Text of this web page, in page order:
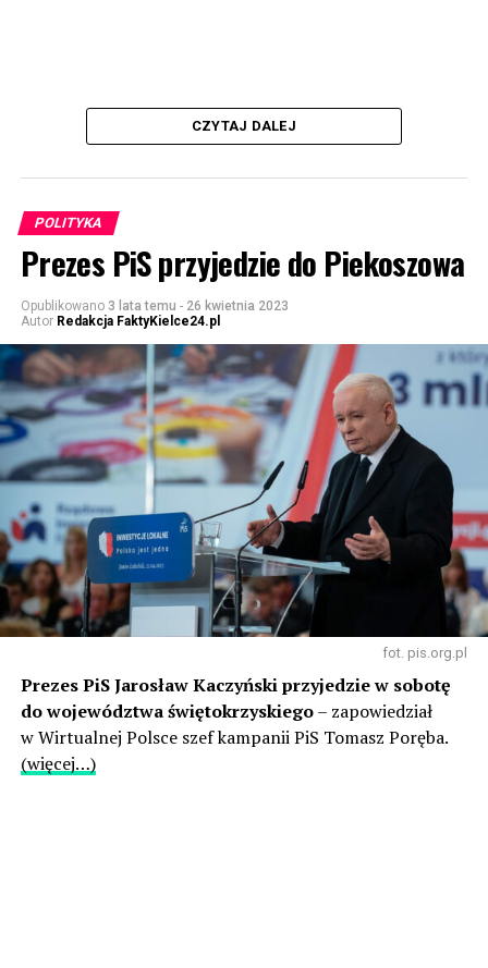
CZYTAJ DALEJ
POLITYKA
Prezes PiS przyjedzie do Piekoszowa
Opublikowano 3 lata temu - 26 kwietnia 2023
Autor Redakcja FaktyKielce24.pl
fot. pis.org.pl
Prezes PiS Jarosław Kaczyński przyjedzie w sobotę
do województwa świętokrzyskiego– zapowiedział
w Wirtualnej Polsce szef kampanii PiS Tomasz Poręba.
(więcej…)